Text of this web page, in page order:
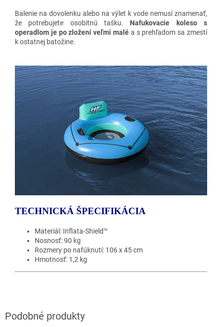
Balenie na dovolenku alebo na výlet k vode nemusí znamenať,
že potrebujete osobitnú tašku. Nafukovacie koleso s
operadlom je po zložení veľmi malé a s prehľadom sa zmestí
k ostatnej batožine.
TECHNICKÁ ŠPECIFIKÁCIA
Materiál: Inflata-Shield™
Nosnosť: 90 kg
Rozmery po nafúknutí: 106 x 45 cm
Hmotnosť: 1,2 kg